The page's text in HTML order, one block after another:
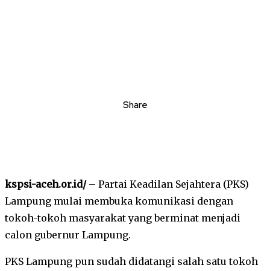
Share
kspsi-aceh.or.id/– Partai Keadilan Sejahtera (PKS)
Lampung mulai membuka komunikasi dengan
tokoh-tokoh masyarakat yang berminat menjadi
calon gubernur Lampung.
PKS Lampung pun sudah didatangi salah satu tokoh